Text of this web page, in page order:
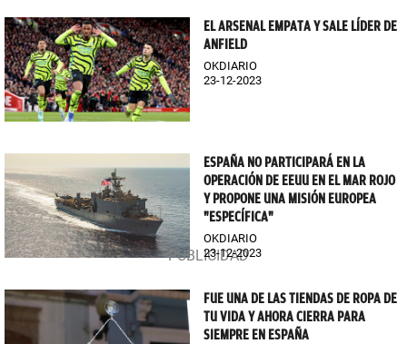
EL ARSENAL EMPATA Y SALE LÍDER DE
ANFIELD
OKDIARIO
23-12-2023
ESPAÑA NO PARTICIPARÁ EN LA
OPERACIÓN DE EEUU EN EL MAR ROJO
Y PROPONE UNA MISIÓN EUROPEA
"ESPECÍFICA"
OKDIARIO
23-12-2023
FUE UNA DE LAS TIENDAS DE ROPA DE
TU VIDA Y AHORA CIERRA PARA
SIEMPRE EN ESPAÑA